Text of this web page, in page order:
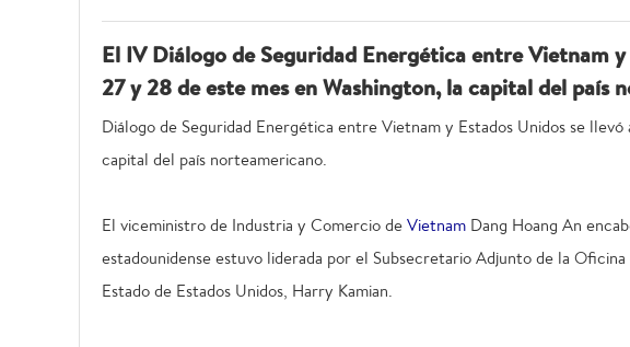
El IV Diálogo de Seguridad Energética entre Vietnam
27 y 28 de este mes en Washington, la capital del país
Diálogo de Seguridad Energética entre Vietnam y Estados Unidos se
capital del país norteamericano.
El viceministro de Industria y Comercio deVietnam Dang Hoang An
estadounidense estuvo liderada por el Subsecretario Adjunto de la
Estado de Estados Unidos, Harry Kamian.